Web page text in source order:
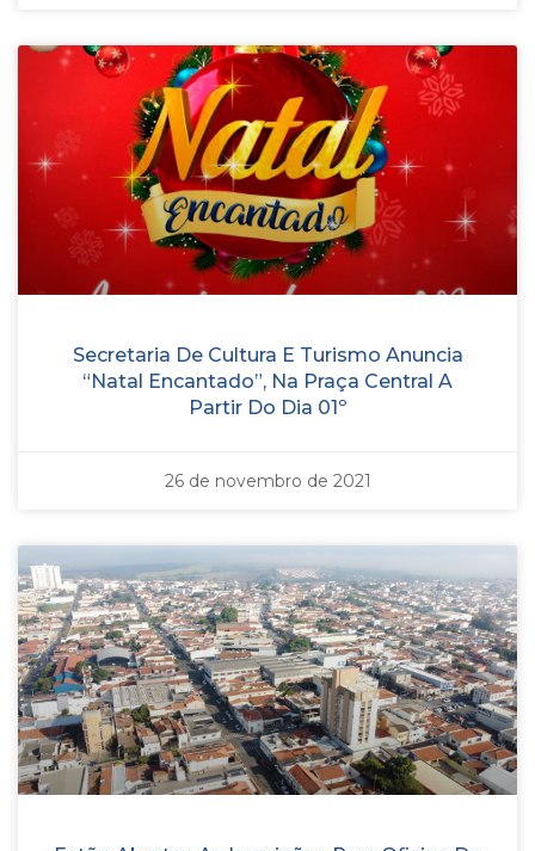
Secretaria De Cultura E Turismo Anuncia
“Natal Encantado”, Na Praça Central A
Partir Do Dia 01º
26 de novembro de 2021